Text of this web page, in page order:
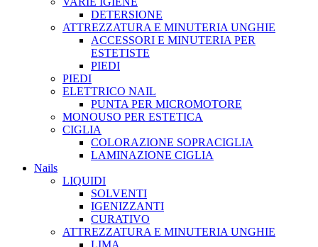
DETERSIONE
ATTREZZATURA E MINUTERIA UNGHIE
ACCESSORI E MINUTERIA PER
ESTETISTE
PIEDI
PIEDI
ELETTRICO NAIL
PUNTA PER MICROMOTORE
MONOUSO PER ESTETICA
CIGLIA
COLORAZIONE SOPRACIGLIA
LAMINAZIONE CIGLIA
Nails
LIQUIDI
SOLVENTI
IGENIZZANTI
CURATIVO
ATTREZZATURA E MINUTERIA UNGHIE
LIMA